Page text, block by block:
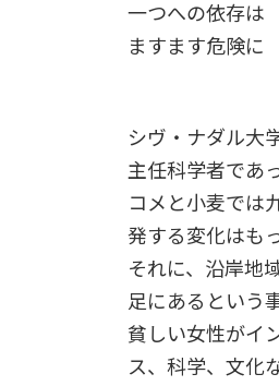
一つへの依存は
ますます危険に
シヴ・ナダル大
主任科学者であ
コメと小麦では
発する変化はも
それに、沿岸地
足にあるという
貧しい女性がイ
ス、科学、文化